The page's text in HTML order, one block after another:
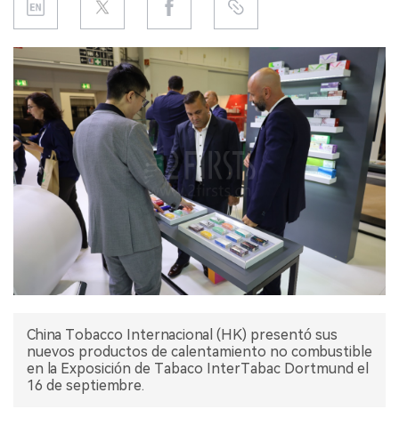
REGULACIÓN
CHINA
DATOS
EXPOSICIÓN
ENTREVISTA
China Tobacco Internacional (HK) presentó sus
nuevos productos de calentamiento no combustible
en la Exposición de Tabaco InterTabac Dortmund el
16 de septiembre.